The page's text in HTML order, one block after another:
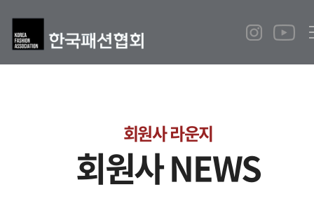
회원사 라운지
회원사 NEWS